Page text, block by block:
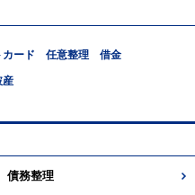
カード 任意整理 借金
産
債務整理